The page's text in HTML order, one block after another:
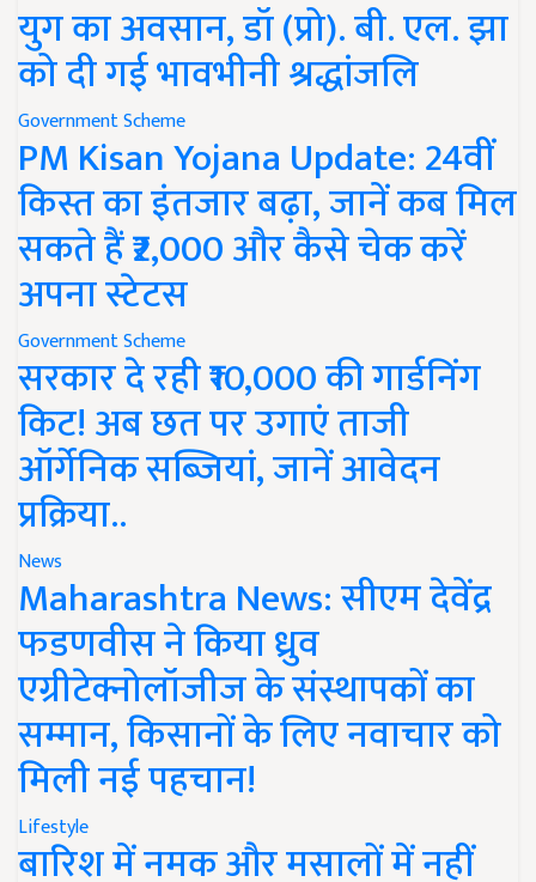
युग का अवसान, डॉ (प्रो). बी. एल. झा
को दी गई भावभीनी श्रद्धांजलि
Government Scheme
PM Kisan Yojana Update: 24वीं
किस्त का इंतजार बढ़ा, जानें कब मिल
सकते हैं ₹2,000 और कैसे चेक करें
अपना स्टेटस
Government Scheme
सरकार दे रही ₹10,000 की गार्डनिंग
किट! अब छत पर उगाएं ताजी
ऑर्गेनिक सब्जियां, जानें आवेदन
प्रक्रिया..
News
Maharashtra News: सीएम देवेंद्र
फडणवीस ने किया ध्रुव
एग्रीटेक्नोलॉजीज के संस्थापकों का
सम्मान, किसानों के लिए नवाचार को
मिली नई पहचान!
Lifestyle
बारिश में नमक और मसालों में नहीं